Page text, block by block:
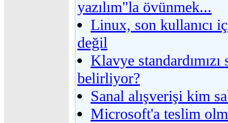
yazılım"la övünmek...
Linux, son kullanıcı
değil
Klavye
belirliyor?
Sanal alışverişi kim
Microsoft'a teslim